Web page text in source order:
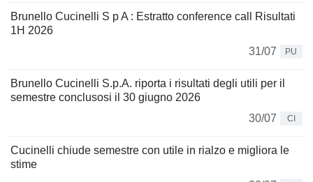
Brunello Cucinelli S p A : Estratto conference call Risultati
1H 2026
31/07
PU
Brunello Cucinelli S.p.A. riporta i risultati degli utili per il
semestre conclusosi il 30 giugno 2026
30/07
CI
Cucinelli chiude semestre con utile in rialzo e migliora le
stime